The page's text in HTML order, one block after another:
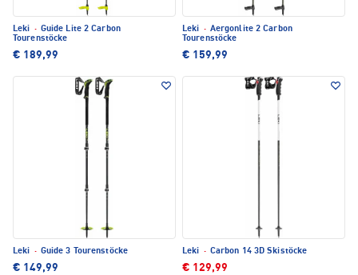
Leki · Guide Lite 2 Carbon
Tourenstöcke
€ 189,99
Leki · Aergonlite 2 Carbon
Tourenstöcke
€ 159,99
Leki · Guide 3 Tourenstöcke
€ 149,99
Leki · Carbon 14 3D Skistöcke
€ 129,99